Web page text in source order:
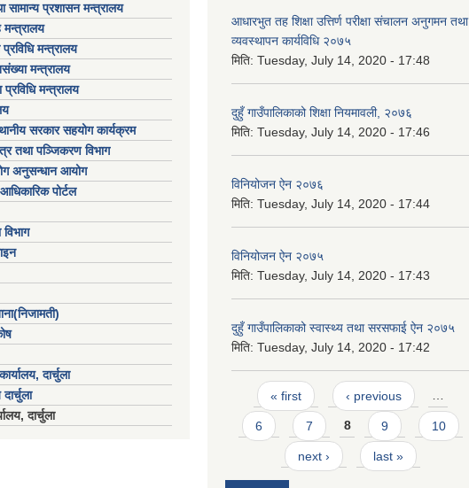
सामान्य प्रशासन मन्त्रालय
प्रविधि मन्त्रालय
मन्त्रालय
मन्त्रालय
सरकार सहयोग कार्यक्रम
तथा पञ्जिकरण विभाग
अनुसन्धान आयोग
पोर्टल
दार्चुला
दार्चुला
आधारभुत तह शिक्षा उत्तिर्ण परीक्षा संचालन अनुगमन तथा
व्यवस्थापन कार्यविधि २०७५
मिति: Tuesday, July 14, 2020 - 17:48
दुहुँ गाउँपालिकाको शिक्षा नियमावली, २०७६
मिति: Tuesday, July 14, 2020 - 17:46
विनियोजन ऐन २०७६
मिति: Tuesday, July 14, 2020 - 17:44
विनियोजन ऐन २०७५
मिति: Tuesday, July 14, 2020 - 17:43
दुहुँ गाउँपालिकाको स्वास्थ्य तथा सरसफाई ऐन २०७५
मिति: Tuesday, July 14, 2020 - 17:42
Pages
« first ‹ previous …
6 7 8 9 10
next › last »